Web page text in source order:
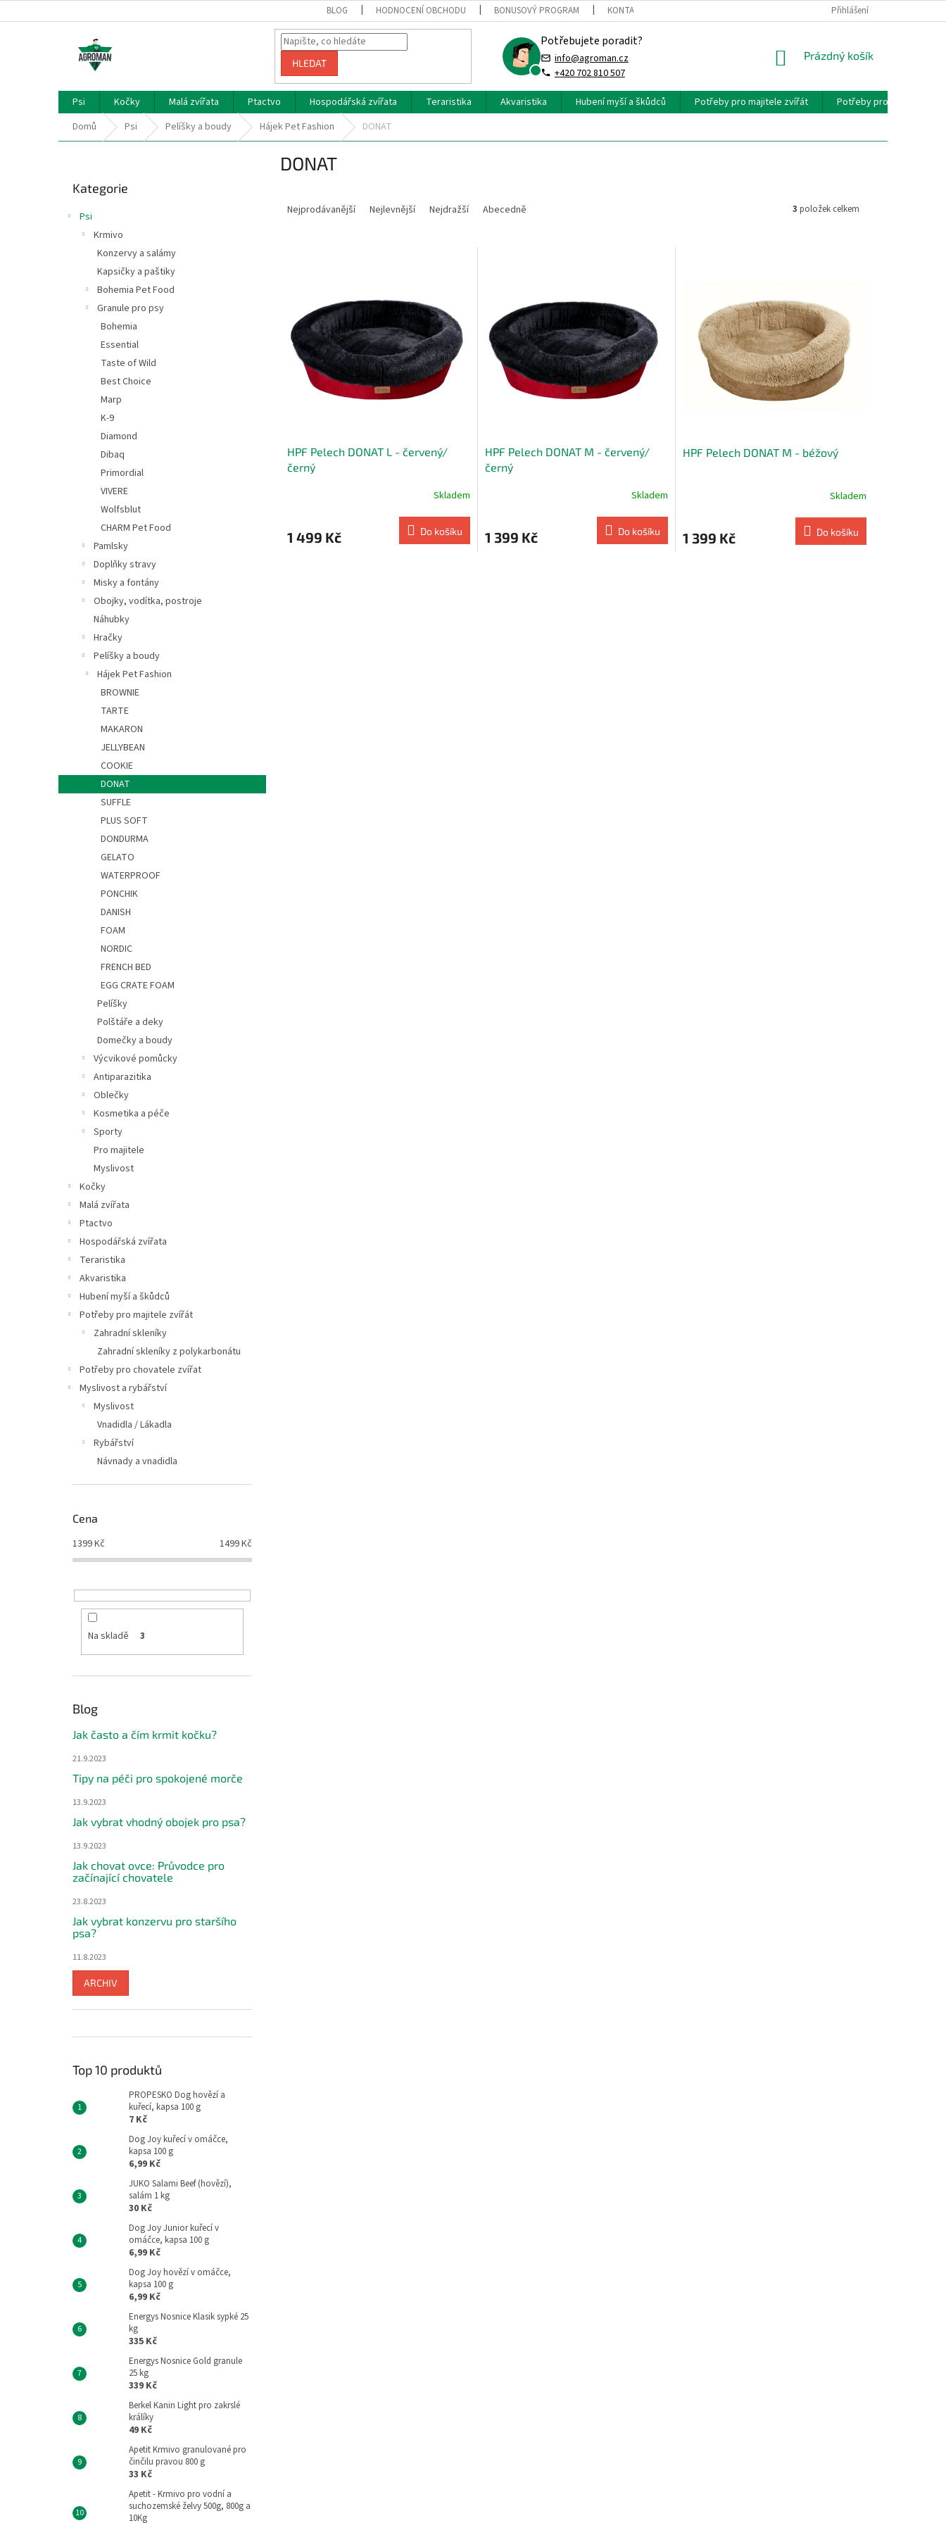
na
BLOG HODNOCENÍ OBCHODU BONUSOVÝ PROGRAM KONTAKT Přihlášení
HLEDAT
Potřebujete poradit?
info@agroman.cz
+420 702 810 507
NÁKUPNÍ
Prázdný košík
Psi Kočky Malá zvířata Ptactvo Hospodářská zvířata Teraristika Akvaristika Hubení myší a škůdců Potřeby pro majitele zvířát
Potřeby pro chovatele
Domů
Psi Pelíšky a boudy Hájek Pet Fashion DONAT
kategorie
Kategorie
Psi
Krmivo
Konzervy a salámy
Kapsičky a paštiky
Bohemia Pet Food
Granule pro psy
Bohemia
Essential
Taste of Wild
Best Choice
Marp
K-9
Diamond
Dibaq
Primordial
VIVERE
Wolfsblut
CHARM Pet Food
Pamlsky
Doplňky stravy
Misky a fontány
Obojky, vodítka, postroje
Náhubky
Hračky
Pelíšky a boudy
Hájek Pet Fashion
BROWNIE
TARTE
MAKARON
JELLYBEAN
COOKIE
DONAT
SUFFLE
PLUS SOFT
DONDURMA
GELATO
WATERPROOF
PONCHIK
DANISH
FOAM
NORDIC
FRENCH BED
EGG CRATE FOAM
Pelíšky
Polštáře a deky
Domečky a boudy
Výcvikové pomůcky
Antiparazitika
Oblečky
Kosmetika a péče
Sporty
Pro majitele
Myslivost
Kočky
Malá zvířata
Ptactvo
Hospodářská zvířata
Teraristika
Akvaristika
Hubení myší a škůdců
Potřeby pro majitele zvířát
Zahradní skleníky
Zahradní skleníky z polykarbonátu
Potřeby pro chovatele zvířat
Myslivost a rybářství
Myslivost
Vnadidla / Lákadla
Rybářství
Návnady a vnadidla
Cena
1399Kč 1499Kč
Na skladě 3
Blog
Jak často a čím krmit kočku?
21.9.2023
Tipy na péči pro spokojené morče
13.9.2023
Jak vybrat vhodný obojek pro psa?
13.9.2023
Jak chovat ovce: Průvodce pro
začínající chovatele
23.8.2023
Jak vybrat konzervu pro staršího
psa?
11.8.2023
ARCHIV
Top 10 produktů
PROPESKO Dog hovězí a
kuřecí, kapsa 100 g
7 Kč
Dog Joy kuřecí v omáčce,
kapsa 100 g
6,99 Kč
JUKO Salami Beef (hovězí),
salám 1 kg
30 Kč
Dog Joy Junior kuřecí v
omáčce, kapsa 100 g
6,99 Kč
Dog Joy hovězí v omáčce,
kapsa 100 g
6,99 Kč
Energys Nosnice Klasik sypké 25
kg
335 Kč
Energys Nosnice Gold granule
25 kg
339 Kč
Berkel Kanin Light pro zakrslé
králíky
49 Kč
Apetit Krmivo granulované pro
činčilu pravou 800 g
33 Kč
Apetit - Krmivo pro vodní a
suchozemské želvy 500g, 800g a
10Kg
DONAT
Nejprodávanější Nejlevnější Nejdražší Abecedně 3 položek celkem
HPF Pelech DONAT L - červený/
černý
Skladem
1 499 Kč Do košíku
HPF Pelech DONAT M - červený/
černý
Skladem
1 399 Kč Do košíku
HPF Pelech DONAT M - béžový
Skladem
1 399 Kč Do košíku